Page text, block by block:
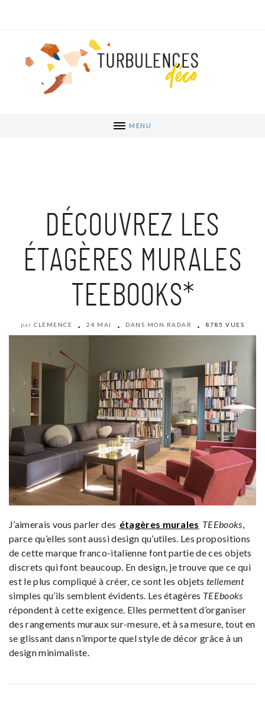
MENU
DÉCOUVREZ LES
ÉTAGÈRES MURALES
TEEBOOKS*
par CLÉMENCE 24 MAI DANS MON RADAR 8785 VUES
J’aimerais vous parler des étagères murales TEEbooks
parce qu’elles sont aussi design qu’utiles. Les propositions
de cette marque franco-italienne font partie de ces objets
discrets qui font beaucoup. En design, je trouve que ce qui
est le plus compliqué à créer, ce sont les objetstellement
simples qu’ils semblent évidents. Les étagères TEEbooks
répondent à cette exigence. Elles permettent d’organiser
des rangements muraux sur-mesure, et à sa mesure, tout en
se glissant dans n’importe quel style de décor grâce à un
design minimaliste.